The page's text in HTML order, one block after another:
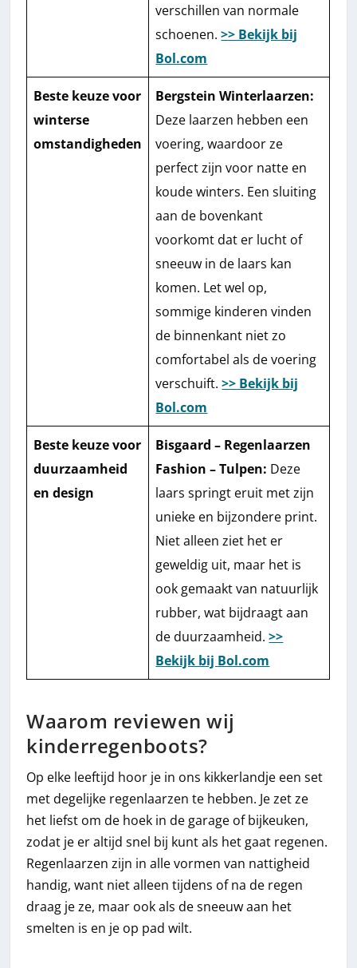
verschillen van normale
schoenen.>> Bekijk bij
Bol.com
Beste keuze voor
winterse
omstandigheden
Bergstein Winterlaarzen:
Deze laarzen hebben een
voering, waardoor ze
perfect zijn voor natte en
koude winters. Een sluiting
aan de bovenkant
voorkomt dat er lucht of
sneeuw in de laars kan
komen. Let wel op,
sommige kinderen vinden
de binnenkant niet zo
comfortabel als de voering
verschuift.>> Bekijk bij
Bol.com
Beste keuze voor
duurzaamheid
en design
Bisgaard – Regenlaarzen
Fashion – Tulpen: Deze
laars springt eruit met zijn
unieke en bijzondere print.
Niet alleen ziet het er
geweldig uit, maar het is
ook gemaakt van natuurlijk
rubber, wat bijdraagt aan
de duurzaamheid.>>
Bekijk bij Bol.com
Waarom reviewen wij
kinderregenboots?
Op elke leeftijd hoor je in ons kikkerlandje een set
met degelijke regenlaarzen te hebben. Je zet ze
het liefst om de hoek in de garage of bijkeuken,
zodat je er altijd snel bij kunt als het gaat regenen.
Regenlaarzen zijn in alle vormen van nattigheid
handig, want niet alleen tijdens of na de regen
draag je ze, maar ook als de sneeuw aan het
smelten is en je op pad wilt.